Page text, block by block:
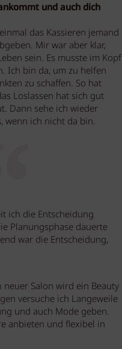
und auch dich
das Kassieren jemand
Mir war aber klar,
sein. Es musste im Kopf
Ich bin da, um zu helfen
zu schaffen. So hat
Loslassen hat sich gut
Dann sehe ich wieder
wenn ich nicht da bin.
ich die Entscheidung
Planungsphase dauerte
war die Entscheidung,
Salon wird ein Beauty
versuche ich Langeweile
und auch Mode geben.
anbieten und flexibel in